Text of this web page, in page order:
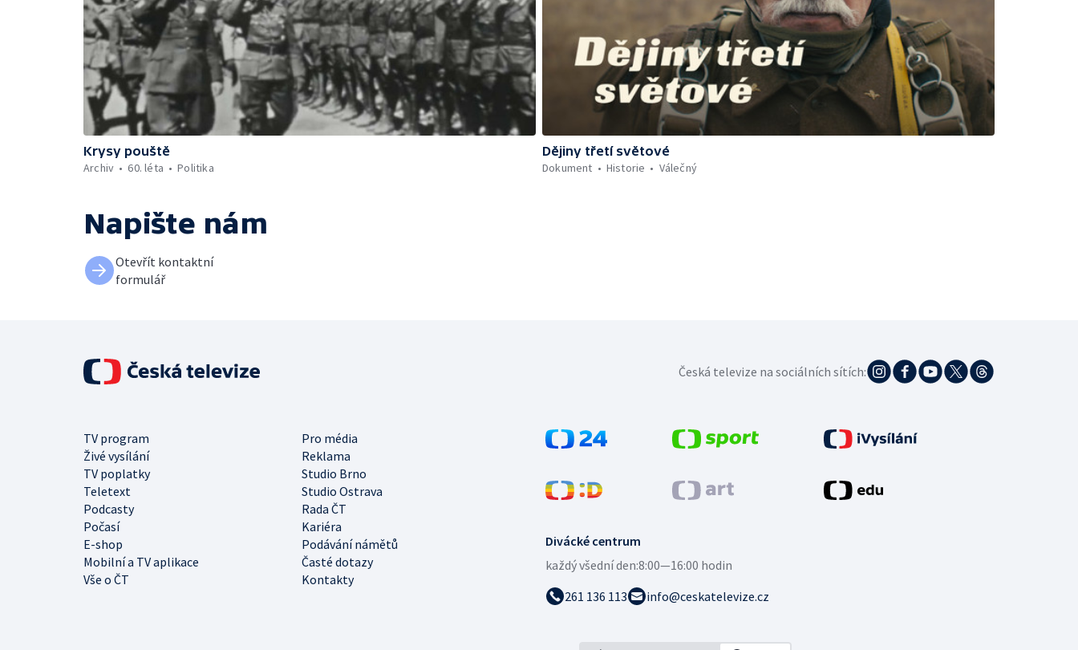
Krysy pouště
Archiv
60. léta Politika
Dějiny třetí světové
Dokument
Historie Válečný
Napište nám
Otevřít kontaktní
formulář
Divácké centrum
každý všední den:8:00—16:00 hodin
261 136 113
info@ceskatelevize.cz
TV program
Pro média
Živé vysílání
Reklama
TV poplatky
Studio Brno
Teletext
Studio Ostrava
Podcasty
Rada ČT
Počasí
Kariéra
E-shop
Podávání námětů
Mobilní a TV aplikace
Časté dotazy
Vše o ČT
Kontakty
Česká televize na sociálních sítích: